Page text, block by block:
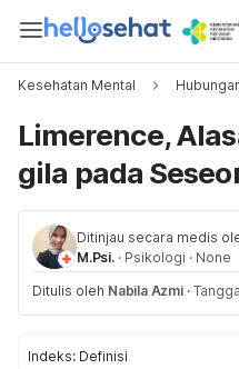
Kesehatan Mental
Limerence,
gila pada
Ditinjau secara medis
M.Psi. · Psikologi · None
Ditulis oleh Nabila Azmi ·
Indeks: Definisi